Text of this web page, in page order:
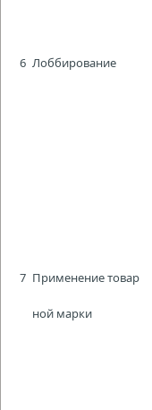
6 Лоббирование
7 Применение товар
ной марки